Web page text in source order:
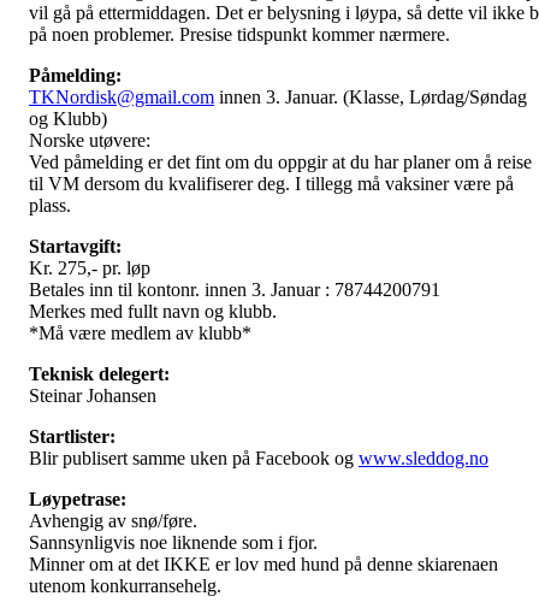
vil gå på ettermiddagen. Det er belysning i løypa, så dette vil ikke
på noen problemer. Presise tidspunkt kommer nærmere.
Påmelding:
TKNordisk@gmail.com innen 3. Januar. (Klasse, Lørdag/Søndag
og Klubb)
Norske utøvere:
Ved påmelding er det fint om du oppgir at du har planer om å reise
til VM dersom du kvalifiserer deg. I tillegg må vaksiner være på
plass.
Startavgift:
Kr. 275,- pr. løp
Betales inn til kontonr. innen 3. Januar : 78744200791
Merkes med fullt navn og klubb.
*Må være medlem av klubb*
Teknisk delegert:
Steinar Johansen
Startlister:
Blir publisert samme uken på Facebook og www.sleddog.no
Løypetrase:
Avhengig av snø/føre.
Sannsynligvis noe liknende som i fjor.
Minner om at det IKKE er lov med hund på denne skiarenaen
utenom konkurransehelg.